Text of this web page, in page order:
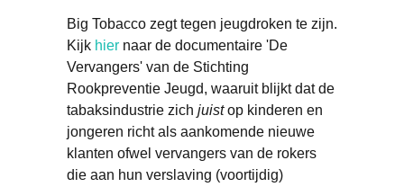
Big Tobacco zegt tegen jeugdroken te zijn.
Kijk hier naar de documentaire 'De
Vervangers' van de Stichting
Rookpreventie Jeugd, waaruit blijkt dat de
tabaksindustrie zich juistop kinderen en
jongeren richt als aankomende nieuwe
klanten ofwel vervangers van de rokers
die aan hun verslaving (voortijdig)